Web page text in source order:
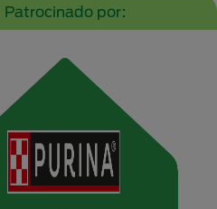
Patrocinado por: